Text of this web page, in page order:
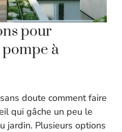
pour
à
doute comment faire
qui gâche un peu le
jardin. Plusieurs options